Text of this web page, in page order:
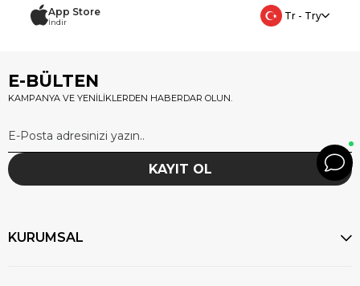
App Store
İndir
Tr - Try
E-BÜLTEN
KAMPANYA VE YENİLİKLERDEN HABERDAR OLUN.
KAYIT OL
KURUMSAL